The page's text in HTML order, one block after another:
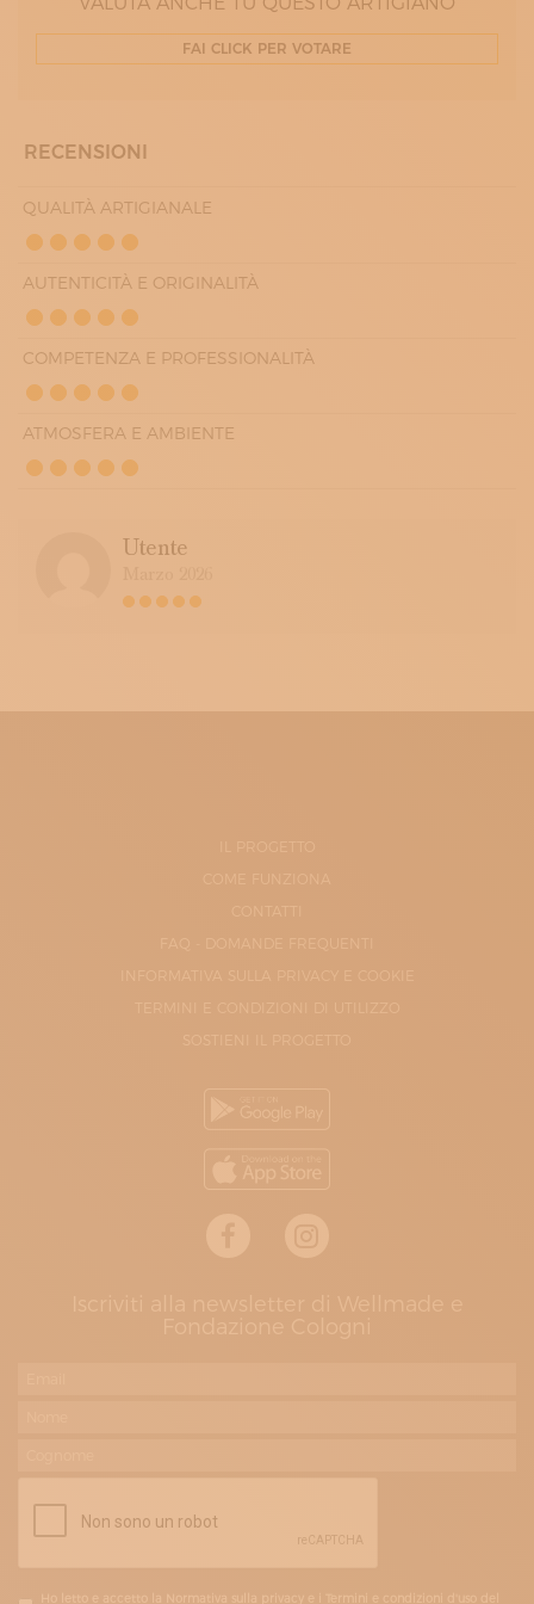
09:30 - 12:30
VENERDÌ
09:30 - 12:30
FAI CLICK PER VOTARE
RECENSIONI
QUALITÀ ARTIGIANALE
AUTENTICITÀ E ORIGINALITÀ
COMPETENZA E PROFESSIONALITÀ
ATMOSFERA E AMBIENTE
Utente